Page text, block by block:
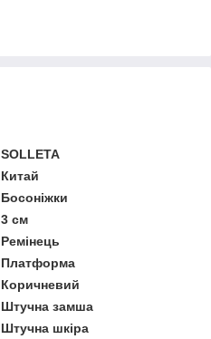
SOLLETA
Китай
Босоніжки
3 см
Ремінець
Платформа
Коричневий
Штучна замша
Штучна шкіра